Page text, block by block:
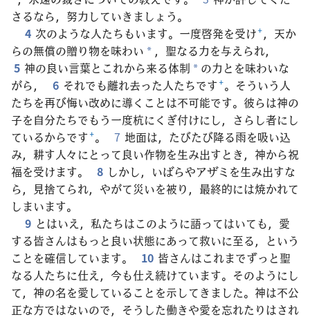
さるなら，努力していきましょう。
4 次のような人たちもいます。一度啓発を受け+，天か
らの無償の贈り物を味わい * ，聖なる力を与えられ，
5 神の良い言葉とこれから来る体制 * の力とを味わいな
がら，
6 それでも離れ去った人たちです+。そういう人
たちを再び悔い改めに導くことは不可能です。彼らは神の
子を自分たちでもう一度杭にくぎ付けにし，さらし者にし
ているからです+。 7 地面は，たびたび降る雨を吸い込
み，耕す人々にとって良い作物を生み出すとき，神から祝
福を受けます。
8 しかし，いばらやアザミを生み出すな
ら，見捨てられ，やがて災いを被り，最終的には焼かれて
しまいます。
9 とはいえ，私たちはこのように語ってはいても，愛
する皆さんはもっと良い状態にあって救いに至る，という
ことを確信しています。
10 皆さんはこれまでずっと聖
なる人たちに仕え，今も仕え続けています。そのようにし
て，神の名を愛していることを示してきました。神は不公
正な方ではないので，そうした働きや愛を忘れたりはされ